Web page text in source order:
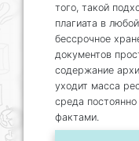
того, такой
плагиата в
бессрочное
документов
содержание
уходит масса
среда
фактами.